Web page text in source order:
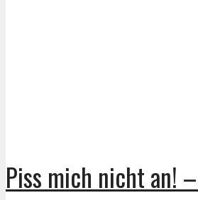
Piss mich nicht an!